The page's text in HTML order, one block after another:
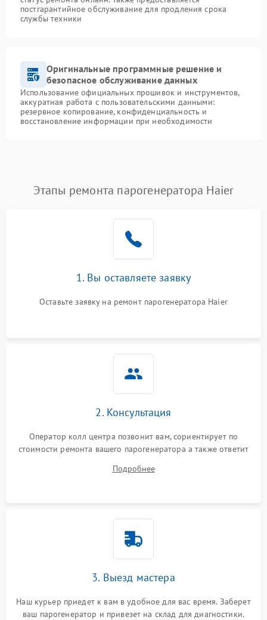
постгарантийное обслуживание для продления срока
службы техники
Оригинальные программные решение и
безопасное обслуживание данных
Использование официальных прошивок и инструментов,
аккуратная работа с пользовательскими данными:
резервное копирование, конфиденциальность и
восстановление информации при необходимости
Этапы ремонта парогенератора Haier
1. Вы оставляете заявку
Оставьте заявку на ремонт парогенератора Haier
2. Консультация
Оператор колл центра позвонит вам, сориентирует по
стоимости ремонта вашего парогенератора а также ответит
Подробнее
3. Выезд мастера
Наш курьер приедет к вам в удобное для вас время. Заберет
ваш парогенератор и привезет на склад для диагностики.